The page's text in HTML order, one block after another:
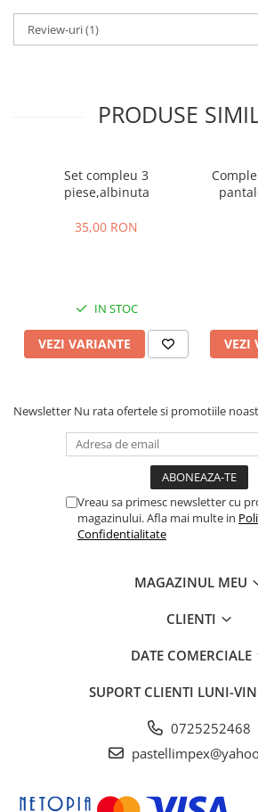
Review-uri(1)
PRODUSE
Set compleu 3
piese,albinuta
35,00 RON
IN STOC
VEZI VARIANTE VEZI
Newsletter Nu rata ofertele si promotiile
Vreau sa primesc newsletter cu
magazinului. Afla mai multe in
Confidentialitate
MAGAZINUL MEU
CLIENTI
DATE COMERCIALE
SUPORT CLIENTI LUNI-
0725252468